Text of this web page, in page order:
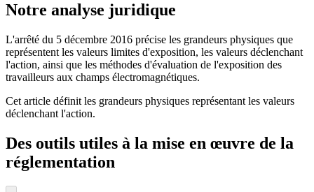
Notre analyse juridique
L'arrêté du 5 décembre 2016 précise les grandeurs physiques que
représentent les valeurs limites d'exposition, les valeurs déclenchant
l'action, ainsi que les méthodes d'évaluation de l'exposition des
travailleurs aux champs électromagnétiques.
Cet article définit les grandeurs physiques représentant les valeurs
déclenchant l'action.
Des outils utiles à la mise en œuvre de la
réglementation